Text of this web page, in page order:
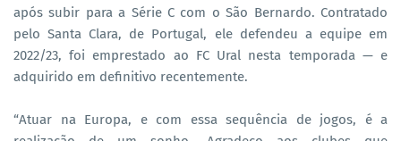
após subir para a Série C com o São Bernardo. Contratado
pelo Santa Clara, de Portugal, ele defendeu a equipe em
2022/23, foi emprestado ao FC Ural nesta temporada — e
adquirido em definitivo recentemente.
“Atuar na Europa, e com essa sequência de jogos, é a